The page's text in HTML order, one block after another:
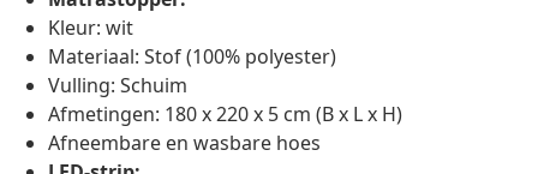
Kleur: wit
Materiaal: Stof (100% polyester)
Vulling: Schuim
Afmetingen: 180 x 220 x 5 cm (B x L x H)
Afneembare en wasbare hoes